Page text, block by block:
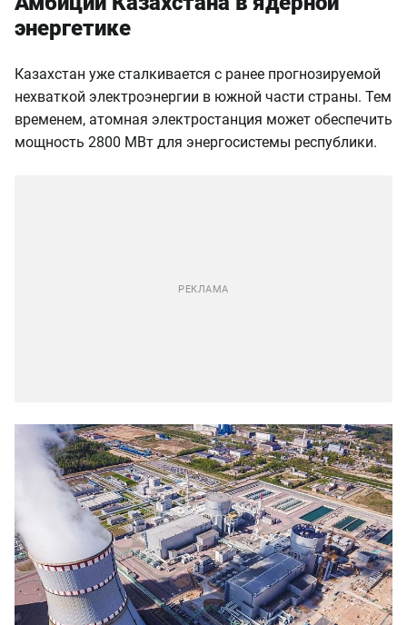
энергетике
Казахстан уже сталкивается с ранее прогнозируемой
нехваткой электроэнергии в южной части страны. Тем
временем, атомная электростанция может обеспечить
мощность 2800 МВт для энергосистемы республики.